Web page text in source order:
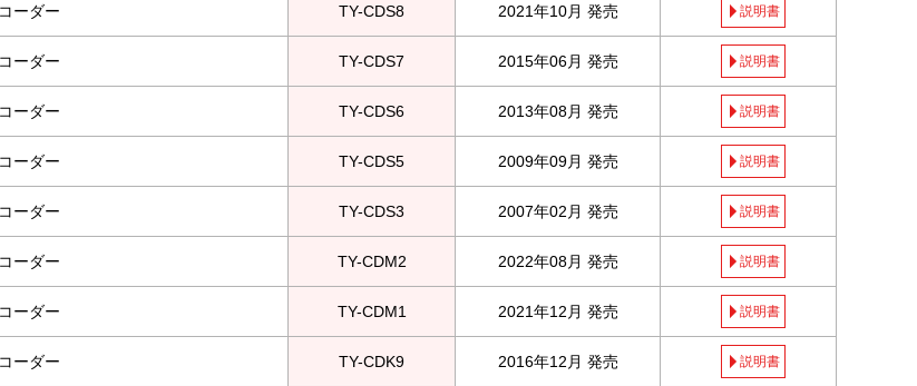
ーダー TY-CDS8 2021年10月 発売 説明書
ーダー TY-CDS7 2015年06月 発売 説明書
ーダー TY-CDS6 2013年08月 発売 説明書
ーダー TY-CDS5 2009年09月 発売 説明書
ーダー TY-CDS3 2007年02月 発売 説明書
ーダー TY-CDM2 2022年08月 発売 説明書
ーダー TY-CDM1 2021年12月 発売 説明書
ーダー TY-CDK9 2016年12月 発売 説明書